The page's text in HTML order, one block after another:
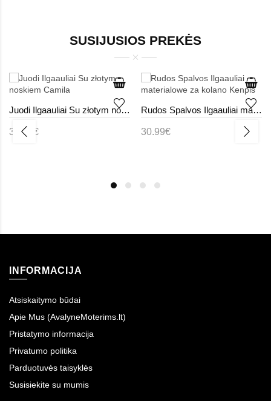
SUSIJUSIOS PREKĖS
Juodi Ilgaauliai Su złotym noskiem Camila
38.99€
Rudos Spalvos Ilgaauliai materialowe za kolano Kenpis
30.99€
INFORMACIJA
Atsiskaitymo būdai
Apie Mus (AvalyneMoterims.lt)
Pristatymo informacija
Privatumo politika
Parduotuvės taisyklės
Susisiekite su mumis